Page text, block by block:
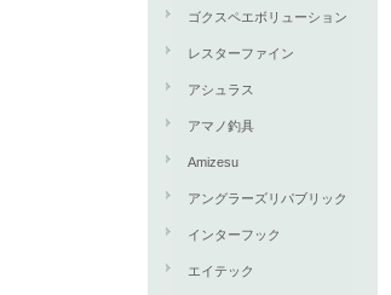
ゴクスペエボリューション
レスターファイン
アシュラス
アマノ釣具
Amizesu
アングラーズリパブリック
インターフック
エイテック